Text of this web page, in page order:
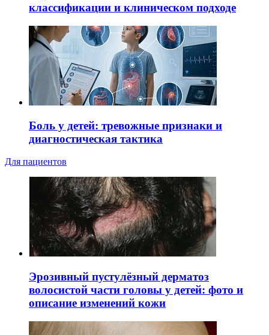
классификации и клиническом подходе
Боль у детей: тревожные признаки и
диагностическая тактика
Для пациентов
Эрозивный пустулёзный дерматоз
волосистой части головы у детей: фото и
описание изменений кожи